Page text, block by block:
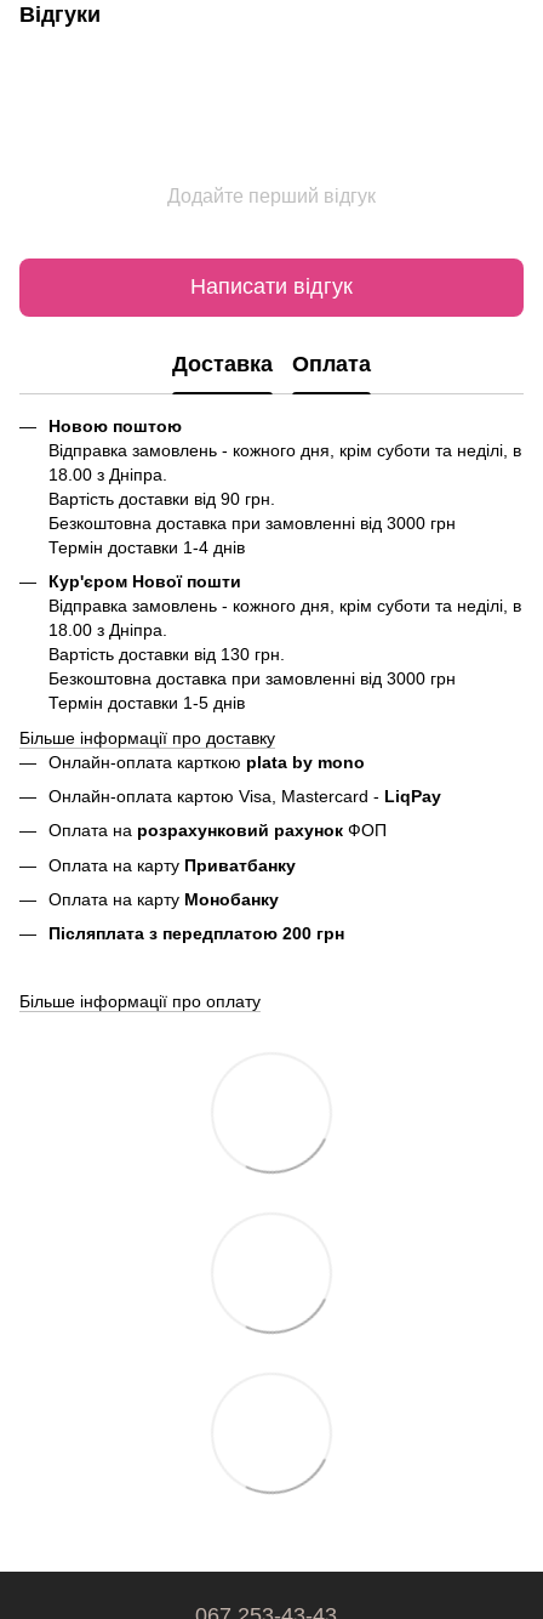
Відгуки
Додайте перший відгук
Написати відгук
Доставка Оплата
Новою поштою
Відправка замовлень - кожного дня, крім суботи та неділі, в
18.00 з Дніпра.
Вартість доставки від 90 грн.
Безкоштовна доставка при замовленні від 3000 грн
Термін доставки 1-4 днів
Кур'єром Нової пошти
Відправка замовлень - кожного дня, крім суботи та неділі, в
18.00 з Дніпра.
Вартість доставки від 130 грн.
Безкоштовна доставка при замовленні від 3000 грн
Термін доставки 1-5 днів
Більше інформації про доставку
Онлайн-оплата карткою plata by mono
Онлайн-оплата картою Visa, Mastercard - LiqPay
Оплата на розрахунковий рахунок ФОП
Оплата на карту Приватбанку
Оплата на карту Монобанку
Післяплата з передплатою 200 грн
Більше інформації про оплату